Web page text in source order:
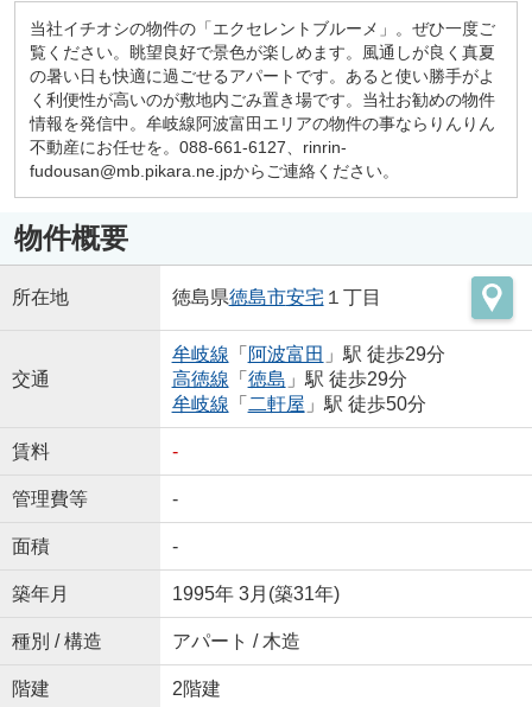
当社イチオシの物件の「エクセレントブルーメ」。ぜひ一度ご
覧ください。眺望良好で景色が楽しめます。風通しが良く真夏
の暑い日も快適に過ごせるアパートです。あると使い勝手がよ
く利便性が高いのが敷地内ごみ置き場です。当社お勧めの物件
情報を発信中。牟岐線阿波富田エリアの物件の事ならりんりん
不動産にお任せを。088-661-6127、rinrin-
fudousan@mb.pikara.ne.jpからご連絡ください。
物件概要
所在地 徳島県徳島市安宅 １丁目
交通
牟岐線 「 阿波富田 」駅 徒歩29分
高徳線 「 徳島 」駅 徒歩29分
牟岐線 「 二軒屋 」駅 徒歩50分
賃料 -
管理費等 -
面積 -
築年月 1995年 3月(築31年)
種別 / 構造 アパート / 木造
階建 2階建